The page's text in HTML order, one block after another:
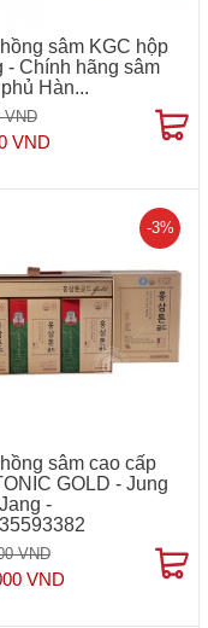
sâm KGC hộp
- Chính hãng sâm
Hàn...
VND
VND
sâm cao cấp
GOLD - Jung
-
VND
VND
-3%